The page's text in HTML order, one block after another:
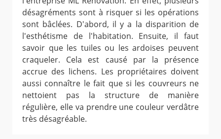
désagréments sont à risquer si les opérations
sont bâclées. D'abord, il y a la disparition de
l'esthétisme de l'habitation. Ensuite, il faut
savoir que les tuiles ou les ardoises peuvent
craqueler. Cela est causé par la présence
accrue des lichens. Les propriétaires doivent
aussi connaître le fait que si les couvreurs ne
nettoient pas la structure de manière
régulière, elle va prendre une couleur verdâtre
très désagréable.